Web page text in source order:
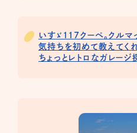
いすゞ117クーペ。クルマ
気持ちを初めて教えてく
ちょっとレトロなガレージ